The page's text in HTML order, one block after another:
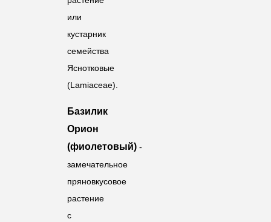
или
кустарник
семейства
Яснотковые
(Lamiaceae).
Базилик
Орион
(фиолетовый) -
замечательное
пряновкусовое
растение
с